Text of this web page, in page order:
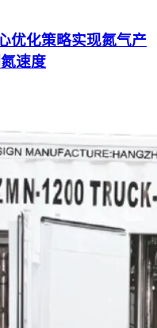
优化策略实现氮气产
速度